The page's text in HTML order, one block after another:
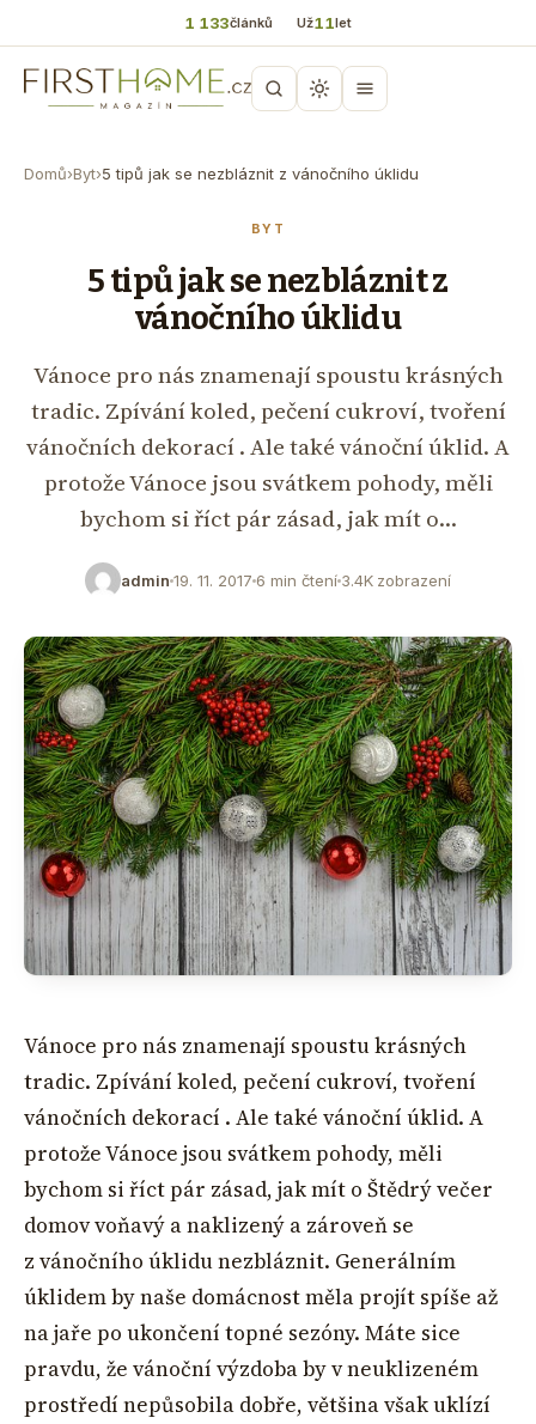
1 133článků Už11let
Domů›Byt›5 tipů jak se nezbláznit z vánočního úklidu
BYT
5 tipů jak se nezbláznit z
vánočního úklidu
Vánoce pro nás znamenají spoustu krásných
tradic. Zpívání koled, pečení cukroví, tvoření
vánočních dekorací . Ale také vánoční úklid. A
protože Vánoce jsou svátkem pohody, měli
bychom si říct pár zásad, jak mít o…
admin 19. 11. 2017 6 min čtení 3.4K zobrazení
Vánoce pro nás znamenají spoustu krásných
tradic. Zpívání koled, pečení cukroví, tvoření
vánočních dekorací . Ale také vánoční úklid. A
protože Vánoce jsou svátkem pohody, měli
bychom si říct pár zásad, jak mít o Štědrý večer
domov voňavý a naklizený a zároveň se
z vánočního úklidu nezbláznit. Generálním
úklidem by naše domácnost měla projít spíše až
na jaře po ukončení topné sezóny. Máte sice
pravdu, že vánoční výzdoba by v neuklizeném
prostředí nepůsobila dobře, většina však uklízí